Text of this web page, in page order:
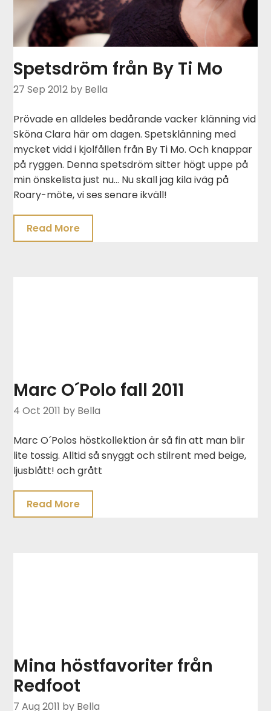
Spetsdröm från By Ti Mo
27 Sep 2012 by Bella
Prövade en alldeles bedårande vacker klänning vid
Sköna Clara här om dagen. Spetsklänning med
mycket vidd i kjolfållen från By Ti Mo. Och knappar
på ryggen. Denna spetsdröm sitter högt uppe på
min önskelista just nu… Nu skall jag kila iväg på
Roary-möte, vi ses senare ikväll!
Read More
Marc O´Polo fall 2011
4 Oct 2011 by Bella
Marc O´Polos höstkollektion är så fin att man blir
lite tossig. Alltid så snyggt och stilrent med beige,
ljusblått! och grått
Read More
Mina höstfavoriter från
Redfoot
7 Aug 2011 by Bella